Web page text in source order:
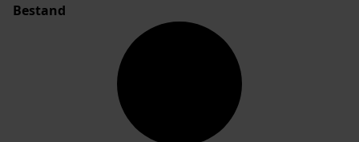
Bestand